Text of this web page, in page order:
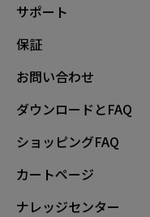
サポート
保証
お問い合わせ
ダウンロードとFAQ
ショッピングFAQ
カートページ
ナレッジセンター